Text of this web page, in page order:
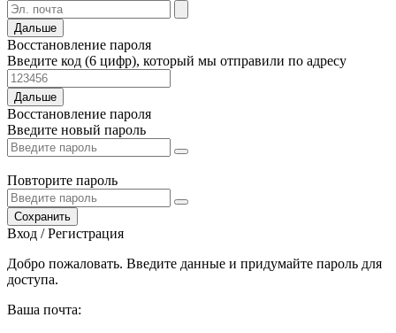
Дальше
Восстановление пароля
Введите код (6 цифр), который мы отправили по адресу
Дальше
Восстановление пароля
Введите новый пароль
Повторите пароль
Сохранить
Вход / Регистрация
Добро пожаловать. Введите данные и придумайте пароль для
доступа.
Ваша почта: